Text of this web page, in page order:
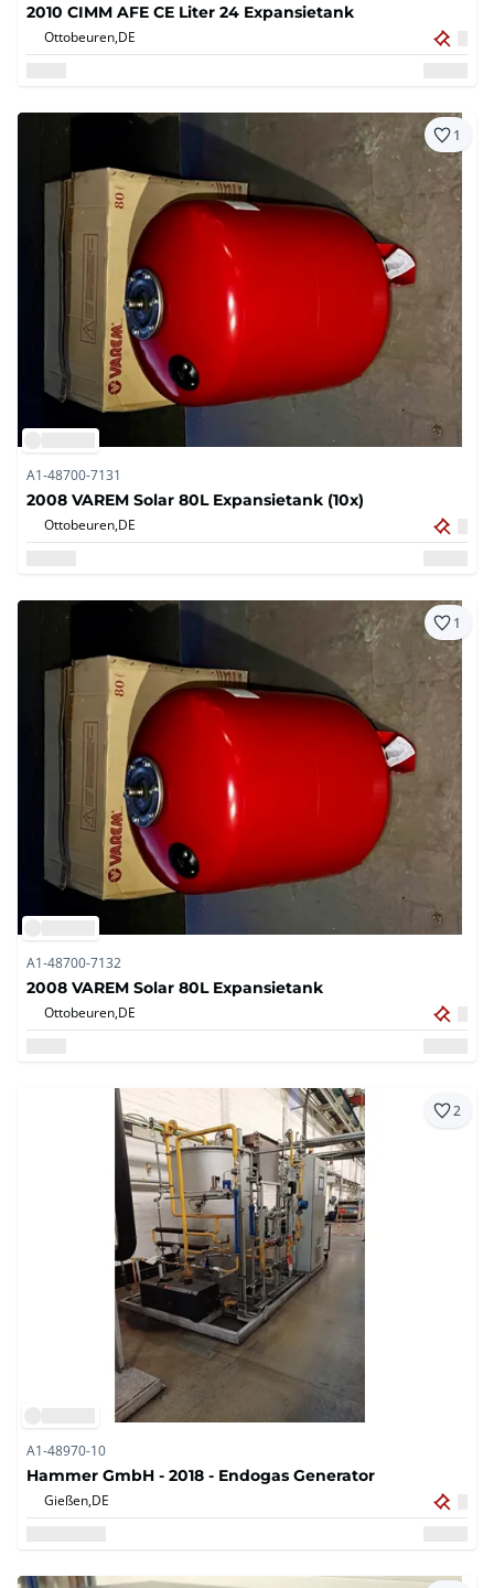
2010 CIMM AFE CE Liter 24 Expansietank
Ottobeuren,DE
1
A1-48700-7131
2008 VAREM Solar 80L Expansietank (10x)
Ottobeuren,DE
1
A1-48700-7132
2008 VAREM Solar 80L Expansietank
Ottobeuren,DE
2
A1-48970-10
Hammer GmbH - 2018 - Endogas Generator
Gießen,DE